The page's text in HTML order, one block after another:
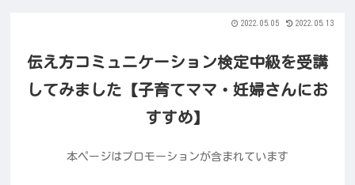
伝え方コミュニケーション検定中級を受講
してみました【子育てママ・妊婦さんにお
すすめ】
本ページはプロモーションが含まれています
2022.05.05 2022.05.13